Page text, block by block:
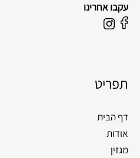
עקבו אחרינו
F
b
o
k
I
a
r
a
m
תפריט
דף הבית
אודות
מגזין